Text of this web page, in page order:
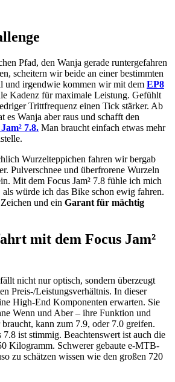
Pfad, den Wanja gerade runtergefahren
scheitern wir beide an einer bestimmten
und irgendwie kommen wir mit dem EP8
Kadenz für maximale Leistung. Gefühlt
Trittfrequenz einen Tick stärker. Ab
es Wanja aber raus und schafft den
7.8. Man braucht einfach etwas mehr
Wurzelteppichen fahren wir bergab
Pulverschnee und überfrorene Wurzeln
Mit dem Focus Jam² 7.8 fühle ich mich
als würde ich das Bike schon ewig fahren.
und ein Garant für mächtig
mit dem Focus Jam²
nicht nur optisch, sondern überzeugt
Preis-/Leistungsverhältnis. In dieser
High-End Komponenten erwarten. Sie
Wenn und Aber – ihre Funktion und
kann zum 7.9, oder 7.0 greifen.
7.8 ist stimmig. Beachtenswert ist auch die
Kilogramm. Schwerer gebaute e-MTB-
zu schätzen wissen wie den großen 720